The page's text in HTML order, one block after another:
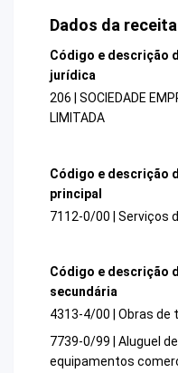
Dados da
Código e descrição
jurídica
206 | SOCIEDADE
LIMITADA
Código e descrição
principal
7112-0/00 | Serviços
Código e descrição
secundária
4313-4/00 | Obras de
7739-0/99 | Aluguel
equipamentos